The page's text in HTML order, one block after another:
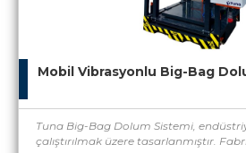
Mobil Vibrasyonlu Big-Bag
Tuna Big-Bag Dolum Sistemi,
çalıştırılmak üzere tasarlanmıştır.